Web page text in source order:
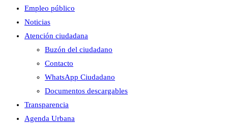
Empleo público
Noticias
Atención ciudadana
Buzón del ciudadano
Contacto
WhatsApp Ciudadano
Documentos descargables
Transparencia
Agenda Urbana